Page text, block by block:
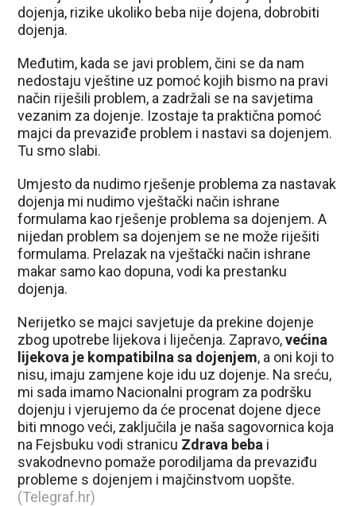
dojenja, rizike ukoliko beba nije dojena, dobrobiti
dojenja.
Međutim, kada se javi problem, čini se da nam
nedostaju vještine uz pomoć kojih bismo na pravi
način riješili problem, a zadržali se na savjetima
vezanim za dojenje. Izostaje ta praktična pomoć
majci da prevaziđe problem i nastavi sa dojenjem.
Tu smo slabi.
Umjesto da nudimo rješenje problema za nastavak
dojenja mi nudimo vještački način ishrane
formulama kao rješenje problema sa dojenjem. A
nijedan problem sa dojenjem se ne može riješiti
formulama. Prelazak na vještački način ishrane
makar samo kao dopuna, vodi ka prestanku
dojenja.
Nerijetko se majci savjetuje da prekine dojenje
zbog upotrebe lijekova i liječenja. Zapravo,većina
lijekova je kompatibilna sa dojenjem, a oni koji to
nisu, imaju zamjene koje idu uz dojenje. Na sreću,
mi sada imamo Nacionalni program za podršku
dojenju i vjerujemo da će procenat dojene djece
biti mnogo veći, zaključila je naša sagovornica koja
na Fejsbuku vodi stranicu Zdrava beba i
svakodnevno pomaže porodiljama da prevaziđu
probleme s dojenjem i majčinstvom uopšte.
(Telegraf.hr)